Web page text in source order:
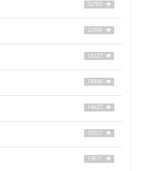
32762
22900
16227
18406
14627
10022
17671